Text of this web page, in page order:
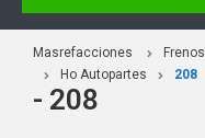
Masrefacciones Frenos
Ho Autopartes
208
- 208